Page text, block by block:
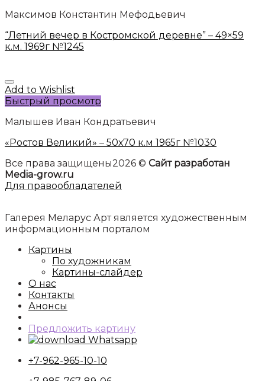
Максимов Константин Мефодьевич
“Летний вечер в Костромской деревне” – 49×59
к.м. 1969г №1245
Add to Wishlist
Быстрый просмотр
Малышев Иван Кондратьевич
«Ростов Великий» – 50х70 к.м 1965г №1030
Все права защищены2026 © Сайт разработан
Media-grow.ru
Для правообладателей
Галерея Меларус Арт является художественным
информационным порталом
Картины
По художникам
Картины-слайдер
О нас
Контакты
Анонсы
Предложить картину
Whatsapp
+7-962-965-10-10